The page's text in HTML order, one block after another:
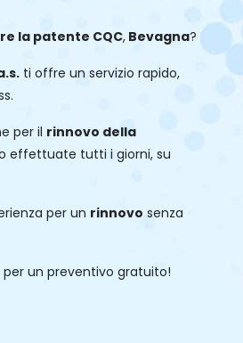
la patente CQC, Bevagna?
ti offre un servizio rapido,
per il rinnovo della
effettuate tutti i giorni, su
per un rinnovo senza
un preventivo gratuito!